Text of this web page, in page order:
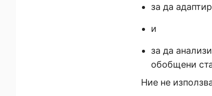
за да
и
за да
обобщени
Ние не